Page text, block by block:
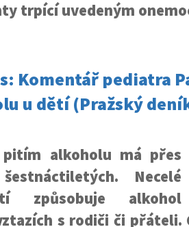
trpící uvedeným
Komentář pediatra
u dětí (Pražský
alkoholu má přes
Necelé
způsobuje alkohol
s rodiči či přáteli.